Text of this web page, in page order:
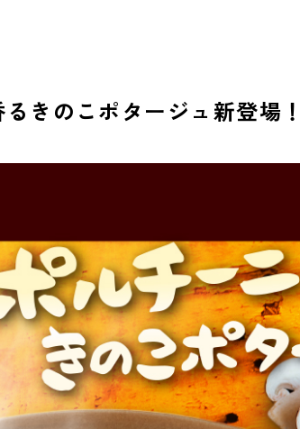
きのこポタージュ新登場